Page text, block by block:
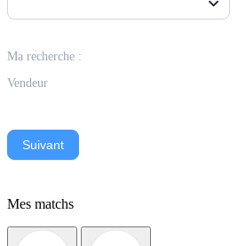
Ma recherche :
Vendeur
Suivant
Mes matchs